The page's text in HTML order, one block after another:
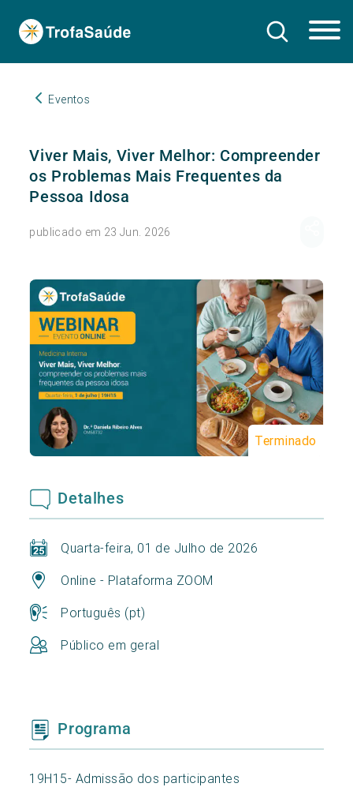
Eventos
Viver Mais, Viver Melhor: Compreender
os Problemas Mais Frequentes da
Pessoa Idosa
publicado em 23 Jun. 2026
Terminado
Detalhes
Quarta-feira, 01 de Julho de 2026
Online - Plataforma ZOOM
Português (pt)
Público em geral
Programa
19H15- Admissão dos participantes